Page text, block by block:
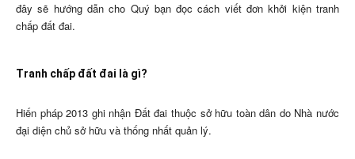
đây sẽ hướng dẫn cho Quý bạn đọc cách viết đơn khởi kiện tranh
chấp đất đai.
Tranh chấp đất đai là gì?
Hiến pháp 2013 ghi nhận Đất đai thuộc sở hữu toàn dân do Nhà nước
đại diện chủ sở hữu và thống nhất quản lý.